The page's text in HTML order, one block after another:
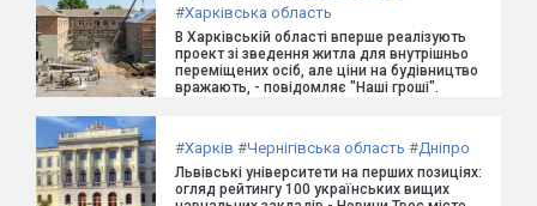
#Харківська область
В Харківській області вперше реалізують
проект зі зведення житла для внутрішньо
переміщених осіб, але ціни на будівництво
вражають, - повідомляє "Наші гроші".
#Харків #Чернігівська область #Дніпро
Львівські університети на перших позиціях:
огляд рейтингу 100 українських вищих